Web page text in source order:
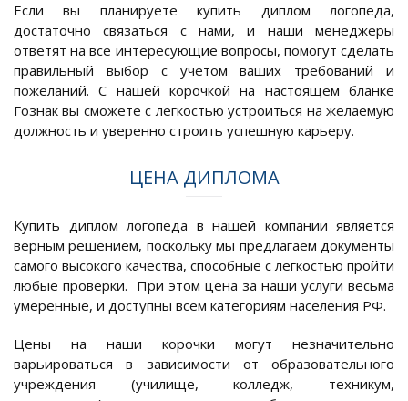
Если вы планируете купить диплом логопеда,
достаточно связаться с нами, и наши менеджеры
ответят на все интересующие вопросы, помогут сделать
правильный выбор с учетом ваших требований и
пожеланий. С нашей корочкой на настоящем бланке
Гознак вы сможете с легкостью устроиться на желаемую
должность и уверенно строить успешную карьеру.
ЦЕНА ДИПЛОМА
Купить диплом логопеда в нашей компании является
верным решением, поскольку мы предлагаем документы
самого высокого качества, способные с легкостью пройти
любые проверки. При этом цена за наши услуги весьма
умеренные, и доступны всем категориям населения РФ.
Цены на наши корочки могут незначительно
варьироваться в зависимости от образовательного
учреждения (училище, колледж, техникум,